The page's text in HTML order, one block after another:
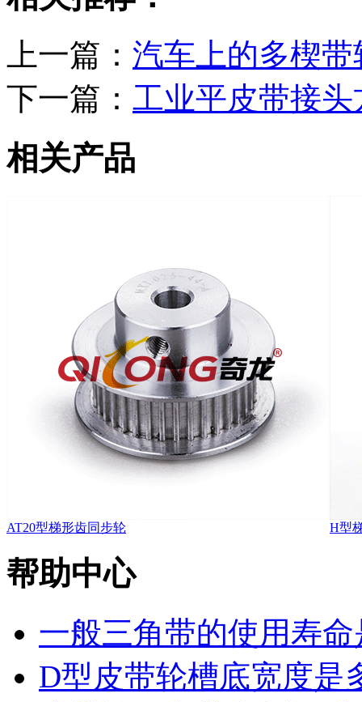
上一篇： 汽车上的多楔
下一篇： 工业平皮带接头
相关产品
AT20型梯形齿同步轮 H型
帮助中心
一般三角带的使用寿命
D型皮带轮槽底宽度是